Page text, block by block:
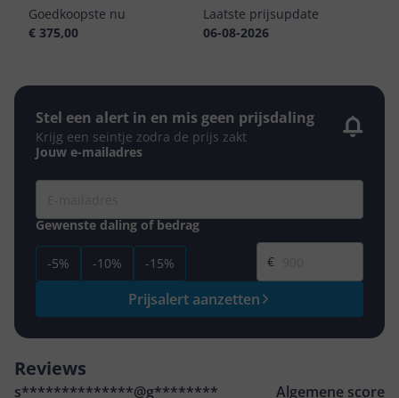
Goedkoopste nu
€ 375,00
Laatste prijsupdate
06-08-2026
Stel een alert in en mis geen prijsdaling
Krijg een seintje zodra de prijs zakt
Jouw e-mailadres
Gewenste daling of bedrag
-5% -10% -15%
Gewenste prijs
€
Prijsalert aanzetten
Reviews
s**************@g********
Algemene score